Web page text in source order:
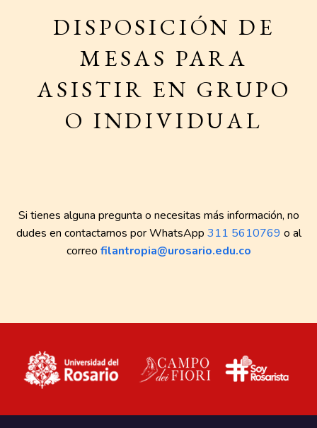
DISPOSICIÓN DE
MESAS PARA
ASISTIR EN GRUPO
O INDIVIDUAL
Si tienes alguna pregunta o necesitas más información, no
dudes en contactarnos por WhatsApp 311 5610769 o al
correo filantropia@urosario.edu.co